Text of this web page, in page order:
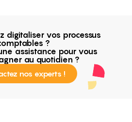
digitaliser vos processus
?
assistance pour vous
au quotidien ?
nos experts !